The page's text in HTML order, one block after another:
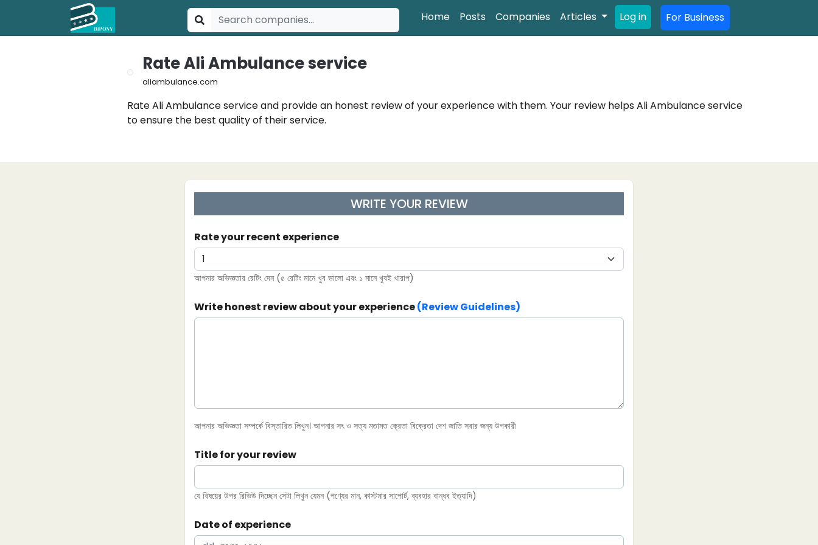
Home Posts Companies Articles Log in For Business
Rate Ali Ambulance service
aliambulance.com
Rate Ali Ambulance service and provide an honest review of your experience with them. Your review helps Ali Ambulance service
to ensure the best quality of their service.
WRITE YOUR REVIEW
Rate your recent experience
আপনার অভিজ্ঞতার রেটিং দেন (৫ রেটিং মানে খুব ভালো এবং ১ মানে খুবই খারাপ)
Write honest review about your experience(Review Guidelines)
আপনার অভিজ্ঞতা সম্পর্কে বিস্তারিত লিখুন। আপনার সৎ ও সত্য মতামত ক্রেতা বিক্রেতা দেশ জাতি সবার জন্য উপকারী
Title for your review
যে বিষয়ের উপর রিভিউ দিচ্ছেন সেটা লিখুন যেমন (পণ্যের মান, কাস্টমার সাপোর্ট, ব্যবহার বান্ধব ইত্যাদি)
Date of experience